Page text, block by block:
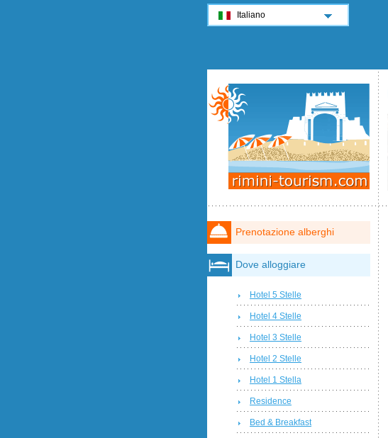
Prenotazione alberghi
Dove alloggiare
Hotel 5 Stelle
Hotel 4 Stelle
Hotel 3 Stelle
Hotel 2 Stelle
Hotel 1 Stella
Residence
Bed & Breakfast
Italiano